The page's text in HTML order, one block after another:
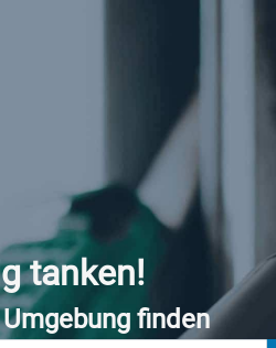
tanken!
finden